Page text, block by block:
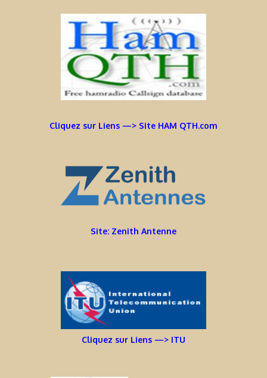
Cliquez sur Liens —> Site HAM QTH.com
Site: Zenith Antenne
Cliquez sur Liens —> ITU